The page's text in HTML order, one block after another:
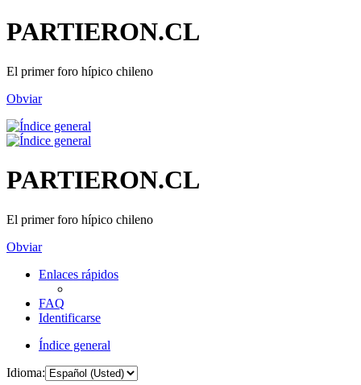
PARTIERON.CL
El primer foro hípico chileno
Obviar
PARTIERON.CL
El primer foro hípico chileno
Obviar
Enlaces rápidos
FAQ
Identificarse
Índice general
Idioma: